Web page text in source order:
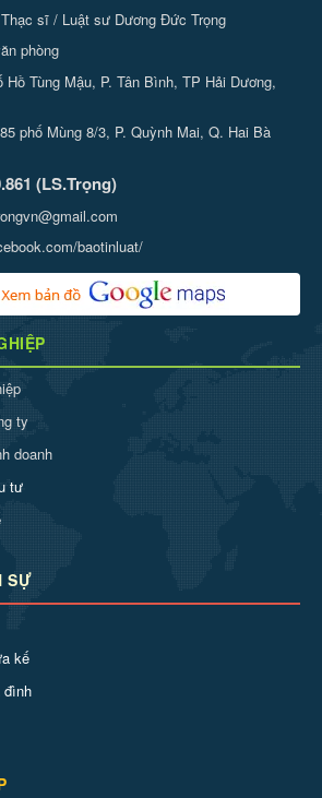
Thạc sĩ / Luật sư Dương Đức Trọng
phòng
Hồ Tùng Mậu, P. Tân Bình, TP Hải Dương,
phố Mùng 8/3, P. Quỳnh Mai, Q. Hai Bà
(LS.Trọng)
baotinluat/
ty
doanh
tư
SỰ
kế
đình